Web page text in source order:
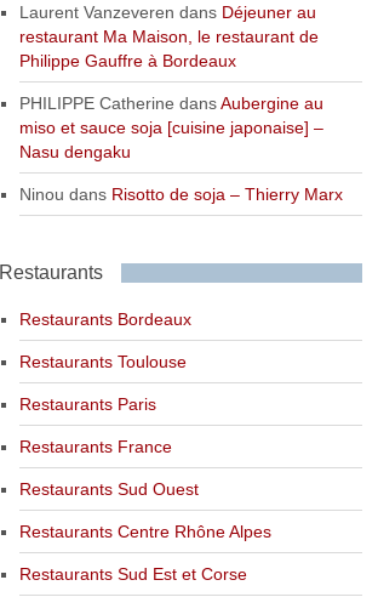
Laurent Vanzeveren dans Déjeuner au
restaurant Ma Maison, le restaurant de
Philippe Gauffre à Bordeaux
PHILIPPE Catherine dansAubergine au
miso et sauce soja [cuisine japonaise] –
Nasu dengaku
Ninou dans Risotto de soja – Thierry Marx
Restaurants
Restaurants Bordeaux
Restaurants Toulouse
Restaurants Paris
Restaurants France
Restaurants Sud Ouest
Restaurants Centre Rhône Alpes
Restaurants Sud Est et Corse